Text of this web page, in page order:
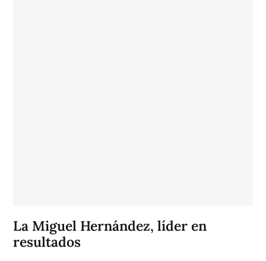
La Miguel Hernández, líder en
resultados